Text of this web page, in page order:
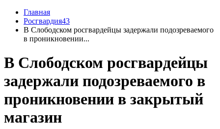
Главная
Росгвардия43
В Слободском росгвардейцы задержали подозреваемого
в проникновении...
В Слободском росгвардейцы
задержали подозреваемого в
проникновении в закрытый
магазин